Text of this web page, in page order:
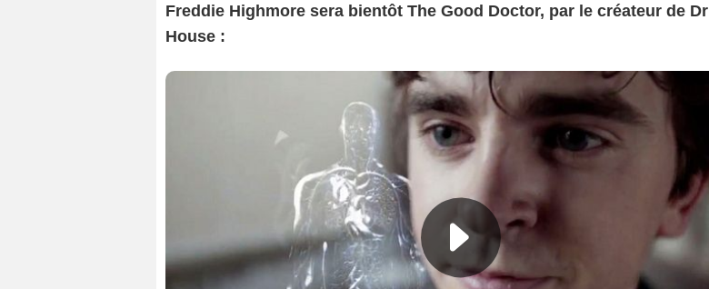
Freddie Highmore sera bientôt The Good Doctor, par le créateur de Dr
House :